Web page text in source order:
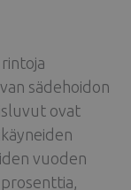
sädehoidon
ovat
vuoden